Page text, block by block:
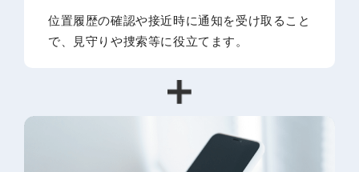
位置履歴の確認や接近時に通知を受け取ること
で、見守りや捜索等に役立てます。